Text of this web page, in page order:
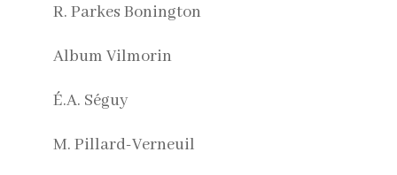
R. Parkes Bonington
Album Vilmorin
É.A. Séguy
M. Pillard-Verneuil